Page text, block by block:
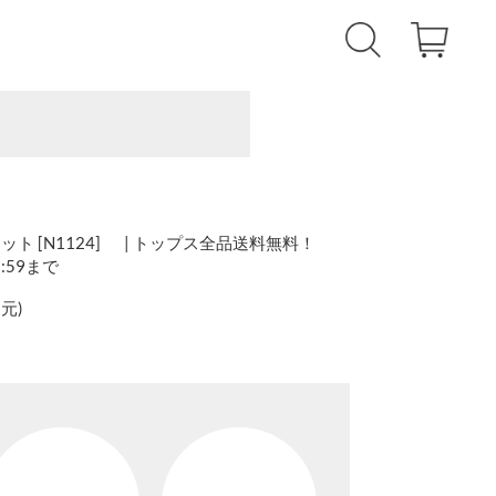
ット [N1124] | トップス全品送料無料！
まで
)